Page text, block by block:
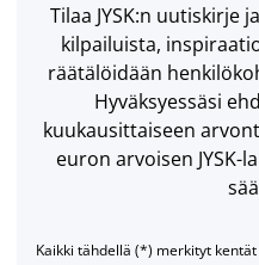
Tilaa JYSK:n uutiskirje
kilpailuista,
räätälöidään
Hyväksyessäsi
kuukausittaiseen
euron arvoisen JYSK-
Kaikki tähdellä (*) merkityt